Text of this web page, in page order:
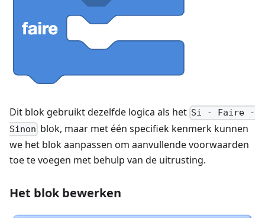
Dit blok gebruikt dezelfde logica als het Si - Faire -
Sinon blok, maar met één specifiek kenmerk kunnen
we het blok aanpassen om aanvullende voorwaarden
toe te voegen met behulp van de uitrusting.
Het blok bewerken